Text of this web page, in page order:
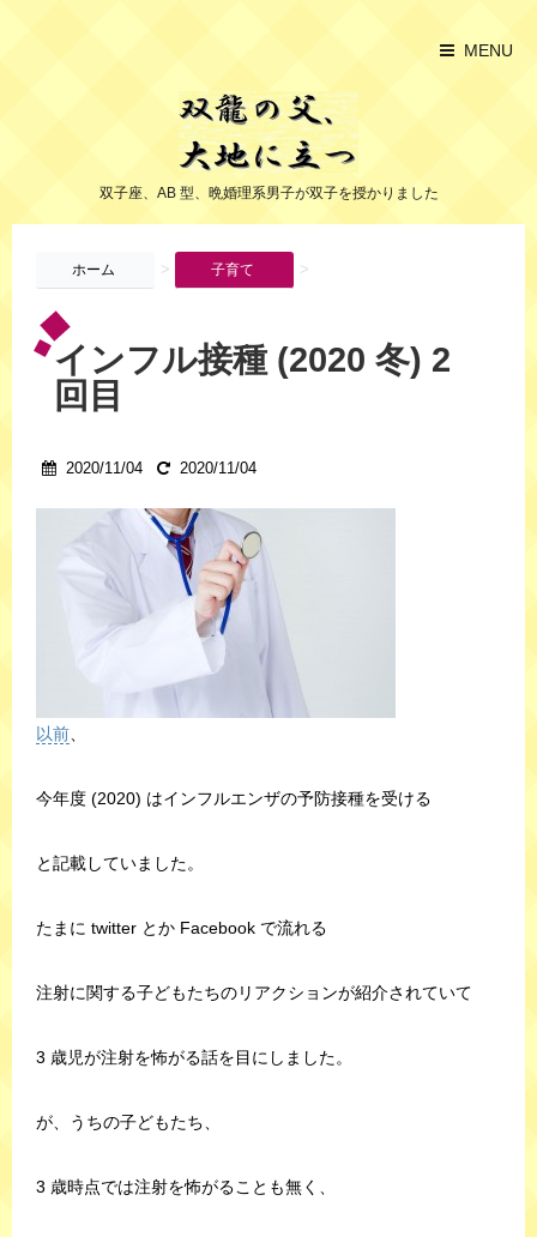
MENU
双子座、AB 型、晩婚理系男子が双子を授かりました
ホーム > 子育て >
インフル接種 (2020 冬) 2
回目
2020/11/04 2020/11/04
以前、
今年度 (2020) はインフルエンザの予防接種を受ける
と記載していました。
たまに twitter とか Facebook で流れる
注射に関する子どもたちのリアクションが紹介されていて
3 歳児が注射を怖がる話を目にしました。
が、うちの子どもたち、
3 歳時点では注射を怖がることも無く、